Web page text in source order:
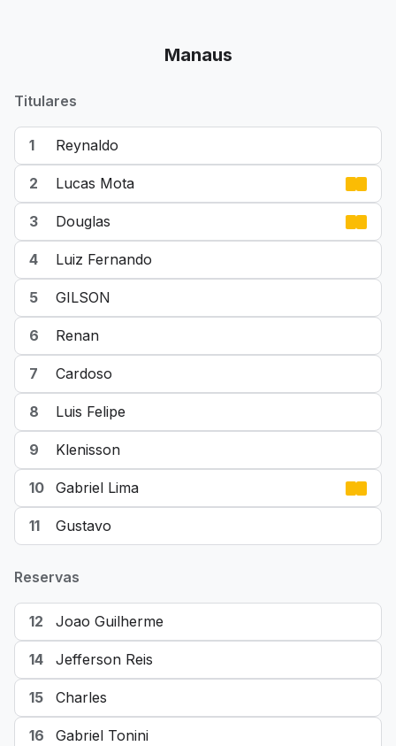
Manaus
Titulares
1 Reynaldo
2 Lucas Mota
3 Douglas
4 Luiz Fernando
5 GILSON
6 Renan
7 Cardoso
8 Luis Felipe
9 Klenisson
10 Gabriel Lima
11 Gustavo
Reservas
12 Joao Guilherme
14 Jefferson Reis
15 Charles
16 Gabriel Tonini